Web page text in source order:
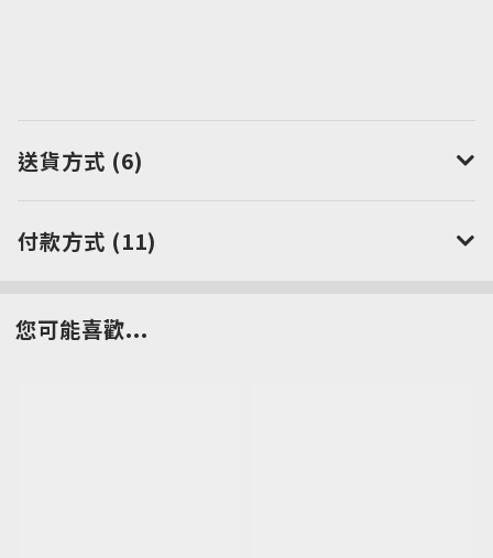
送貨方式 (6)
付款方式 (11)
您可能喜歡...